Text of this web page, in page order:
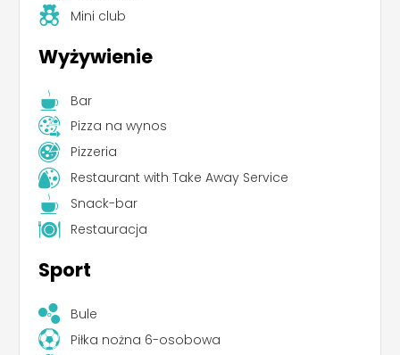
Mini club
Wyżywienie
Bar
Pizza na wynos
Pizzeria
Restaurant with Take Away Service
Snack-bar
Restauracja
Sport
Bule
Piłka nożna 6-osobowa